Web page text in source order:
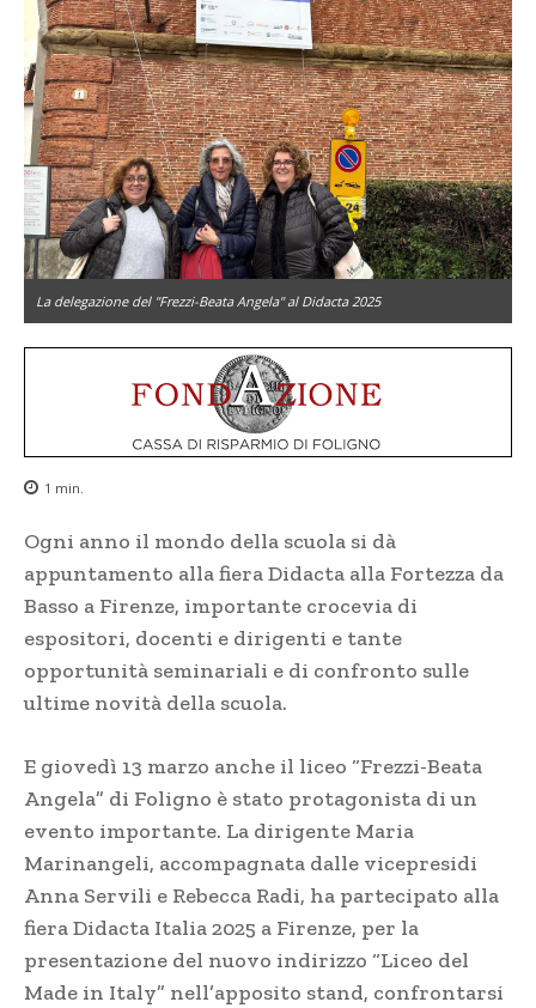
La delegazione del "Frezzi-Beata Angela" al Didacta 2025
1 min.
Ogni anno il mondo della scuola si dà
appuntamento alla fiera Didacta alla Fortezza da
Basso a Firenze, importante crocevia di
espositori, docenti e dirigenti e tante
opportunità seminariali e di confronto sulle
ultime novità della scuola.
E giovedì 13 marzo anche il liceo “Frezzi-Beata
Angela” di Foligno è stato protagonista di un
evento importante. La dirigente Maria
Marinangeli, accompagnata dalle vicepresidi
Anna Servili e Rebecca Radi, ha partecipato alla
fiera Didacta Italia 2025 a Firenze, per la
presentazione del nuovo indirizzo “Liceo del
Made in Italy” nell’apposito stand, confrontarsi